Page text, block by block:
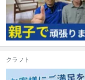
クラフト